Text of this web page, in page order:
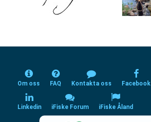
Om oss FAQ Kontakta oss Facebook
Linkedin iFiske Forum iFiske Åland